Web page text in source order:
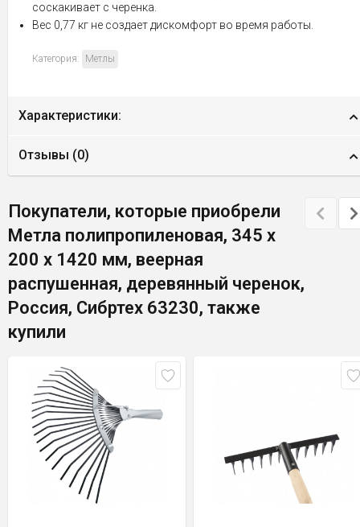
соскакивает с черенка.
Вес 0,77 кг не создает дискомфорт во время работы.
Категория: Метлы
Характеристики:
Отзывы (0)
Покупатели, которые приобрели
Метла полипропиленовая, 345 х
200 х 1420 мм, веерная
распушенная, деревянный черенок,
Россия, Сибртех 63230, также
купили